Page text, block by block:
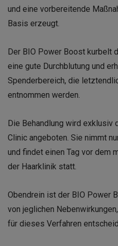
und eine vorbereitende
Basis erzeugt.
Der BIO Power Boost kurbelt
eine gute Durchblutung und
Spenderbereich, die
entnommen werden.
Die Behandlung wird exklusiv
Clinic angeboten. Sie nimmt
und findet einen Tag vor dem
der Haarklinik statt.
Obendrein ist der BIO Power
von jeglichen
für dieses Verfahren